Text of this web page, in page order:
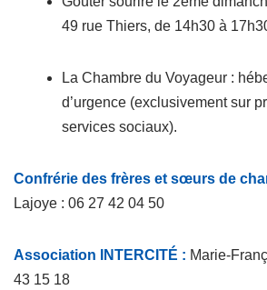
49 rue Thiers, de 14h30 à
La Chambre du Voyageur :
d’urgence (exclusivement sur
services sociaux).
Confrérie des frères et sœurs de
Lajoye : 06 27 42 04 50
Association INTERCITÉ : Marie-
43 15 18